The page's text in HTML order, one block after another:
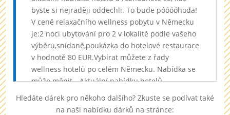
byste si nejraději oddechli. To bude póóóóhoda!
V ceně relaxačního wellness pobytu v Německu
je:2 noci ubytování pro 2 v lokalitě podle vašeho
výběru,snídaně,poukázka do hotelové restaurace
v hodnotě 80 EUR.Vybírat můžete z řady
wellness hotelů po celém Německu. Nabídka se
může měnit. „Aktuální nabídku hotelů
najdete zde.“ Poukaz má platnost 1 rok bez
možnosti prodloužení., Relaxační wellness pobyt
Hledáte dárek pro někoho dalšího? Zkuste se podívat také
na naši nabídku dárků na stránce: